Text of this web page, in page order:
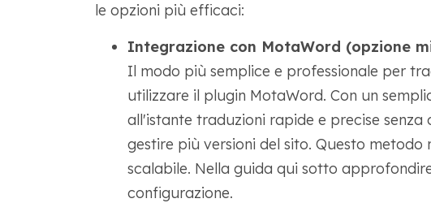
le opzioni più efficaci:
Integrazione con MotaWord (opzione
Il modo più semplice e professionale per
utilizzare il plugin MotaWord. Con un
all'istante traduzioni rapide e precise
gestire più versioni del sito. Questo metodo
scalabile. Nella guida qui sotto
configurazione.